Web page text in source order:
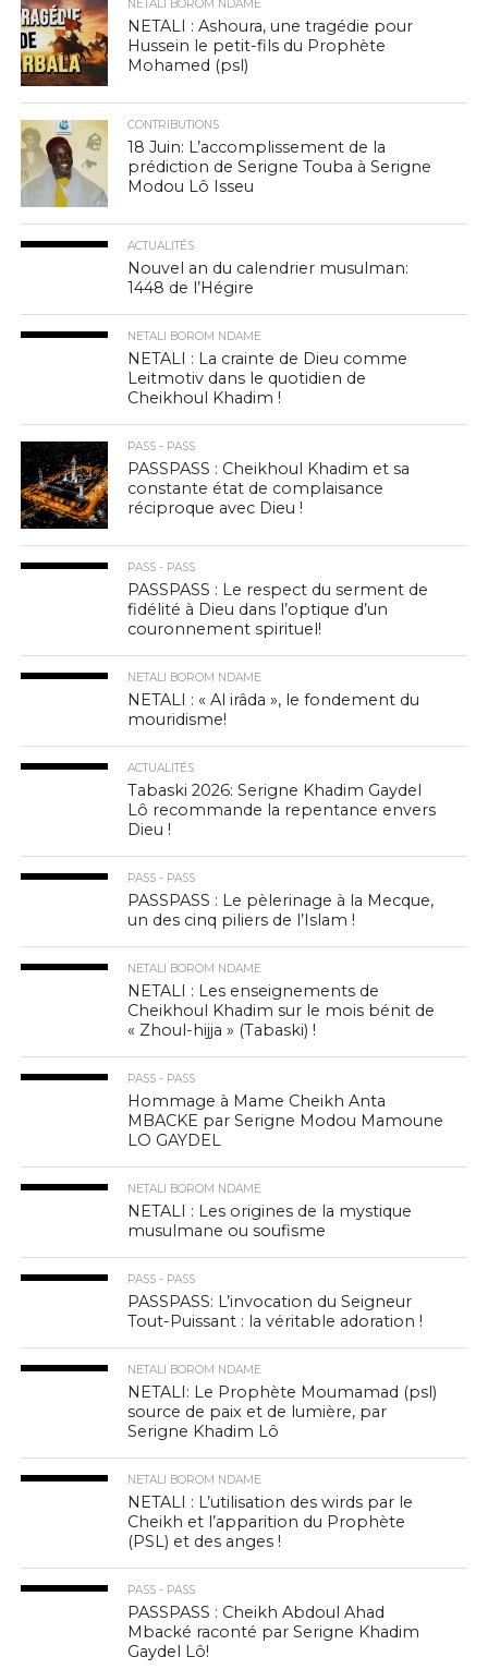
NETALI BOROM NDAME
NETALI : Ashoura, une tragédie pour
Hussein le petit-fils du Prophète
Mohamed (psl)
CONTRIBUTIONS
18 Juin: L’accomplissement de la
prédiction de Serigne Touba à Serigne
Modou Lô Isseu
ACTUALITÉS
Nouvel an du calendrier musulman:
1448 de l’Hégire
NETALI BOROM NDAME
NETALI : La crainte de Dieu comme
Leitmotiv dans le quotidien de
Cheikhoul Khadim !
PASS - PASS
PASSPASS : Cheikhoul Khadim et sa
constante état de complaisance
réciproque avec Dieu !
PASS - PASS
PASSPASS : Le respect du serment de
fidélité à Dieu dans l’optique d’un
couronnement spirituel!
NETALI BOROM NDAME
NETALI : « Al irâda », le fondement du
mouridisme!
ACTUALITÉS
Tabaski 2026: Serigne Khadim Gaydel
Lô recommande la repentance envers
Dieu !
PASS - PASS
PASSPASS : Le pèlerinage à la Mecque,
un des cinq piliers de l’Islam !
NETALI BOROM NDAME
NETALI : Les enseignements de
Cheikhoul Khadim sur le mois bénit de
« Zhoul-hijja » (Tabaski) !
PASS - PASS
Hommage à Mame Cheikh Anta
MBACKE par Serigne Modou Mamoune
LO GAYDEL
NETALI BOROM NDAME
NETALI : Les origines de la mystique
musulmane ou soufisme
PASS - PASS
PASSPASS: L’invocation du Seigneur
Tout-Puissant : la véritable adoration !
NETALI BOROM NDAME
NETALI: Le Prophète Moumamad (psl)
source de paix et de lumière, par
Serigne Khadim Lô
NETALI BOROM NDAME
NETALI : L’utilisation des wirds par le
Cheikh et l’apparition du Prophète
(PSL) et des anges !
PASS - PASS
PASSPASS : Cheikh Abdoul Ahad
Mbacké raconté par Serigne Khadim
Gaydel Lô!